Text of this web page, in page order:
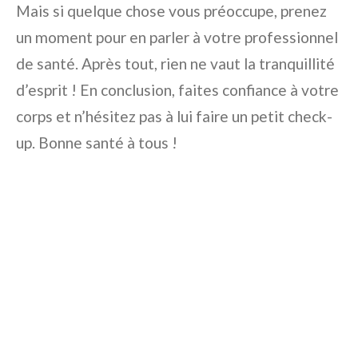
Mais si quelque chose vous préoccupe, prenez
un moment pour en parler à votre professionnel
de santé. Après tout, rien ne vaut la tranquillité
d’esprit ! En conclusion, faites confiance à votre
corps et n’hésitez pas à lui faire un petit check-
up. Bonne santé à tous !